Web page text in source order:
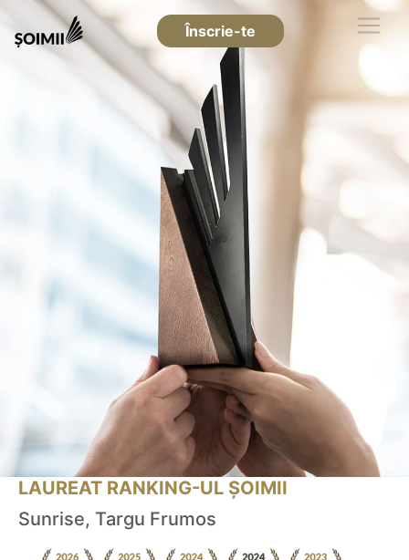
Înscrie-te
LAUREAT RANKING-UL ȘOIMII
Sunrise, Targu Frumos